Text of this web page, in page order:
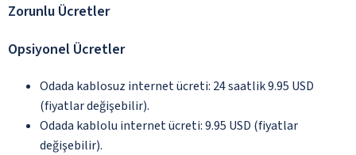
Zorunlu Ücretler
Opsiyonel Ücretler
Odada kablosuz internet ücreti: 24 saatlik 9.95 USD
(fiyatlar değişebilir).
Odada kablolu internet ücreti: 9.95 USD (fiyatlar
değişebilir).